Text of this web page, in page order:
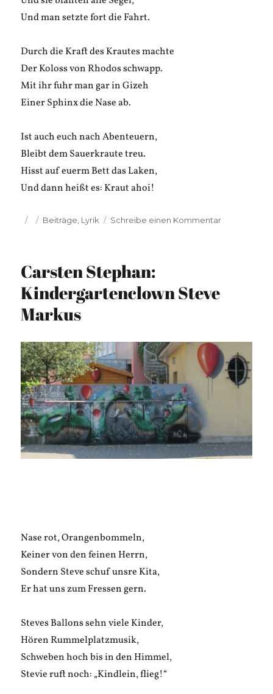
Und man setzte fort die Fahrt.
Durch die Kraft des Krautes machte
Der Koloss von Rhodos schwapp.
Mit ihr fuhr man gar in Gizeh
Einer Sphinx die Nase ab.
Ist auch euch nach Abenteuern,
Bleibt dem Sauerkraute treu.
Hisst auf euerm Bett das Laken,
Und dann heißt es: Kraut ahoi!
Veröffentlicht
Kategorien
Beiträge, Lyrik Schreibe einen Kommentarzu
Carsten Stephan:
Kindergartenclown Steve
Markus
Nase rot, Orangenbommeln,
Keiner von den feinen Herrn,
Sondern Steve schuf unsre Kita,
Er hat uns zum Fressen gern.
Steves Ballons sehn viele Kinder,
Hören Rummelplatzmusik,
Schweben hoch bis in den Himmel,
Stevie ruft noch: „Kindlein, flieg!“